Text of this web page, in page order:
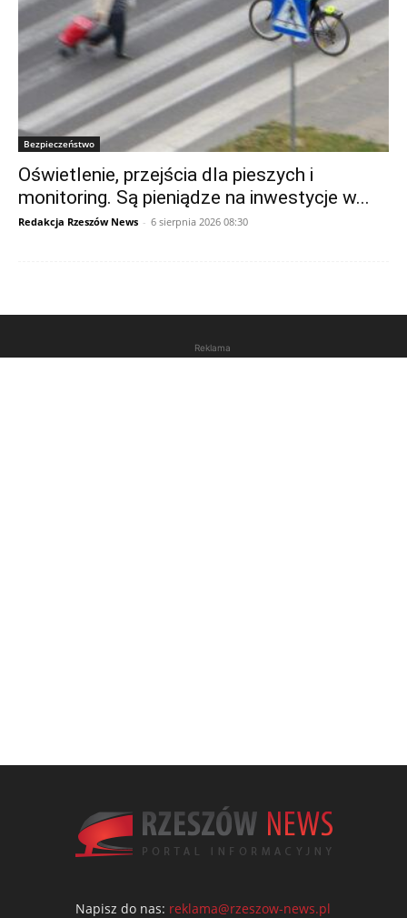
Bezpieczeństwo
Oświetlenie, przejścia dla pieszych i
monitoring. Są pieniądze na inwestycje w...
Redakcja Rzeszów News - 6 sierpnia 2026 08:30
Reklama
Napisz do nas: reklama@rzeszow-news.pl